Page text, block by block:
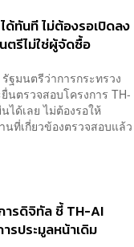
ทันที ไม่ต้องรอเปิดลง
ตรีไม่ใช่ผู้จัดซื้อ
มนตรีว่าการกระทรวง
นตรวจสอบโครงการ TH-
ได้เลย ไม่ต้องรอให้
นที่เกี่ยวข้องตรวจสอบแล้ว
การดิจิทัล ชี้ TH-AI
รประมูลหน้าเดิม